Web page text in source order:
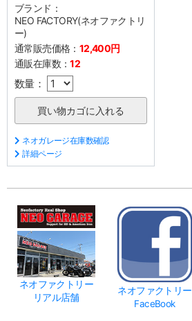
ブランド：
NEO FACTORY(ネオファクトリ
ー)
通常販売価格： 12,400円
通販在庫数：12
数量：
ネオガレージ在庫数確認
詳細ページ
ネオファクトリー
リアル店舗
ネオファクトリー
FaceBook